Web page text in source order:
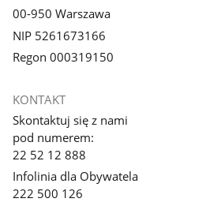
00-950 Warszawa
NIP 5261673166
Regon 000319150
KONTAKT
Skontaktuj się z nami
pod numerem:
22 52 12 888
Infolinia dla Obywatela
222 500 126